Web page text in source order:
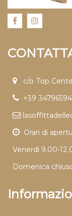
c/o Top
+39
Orari di
Venerdì 9.00-
Domenica